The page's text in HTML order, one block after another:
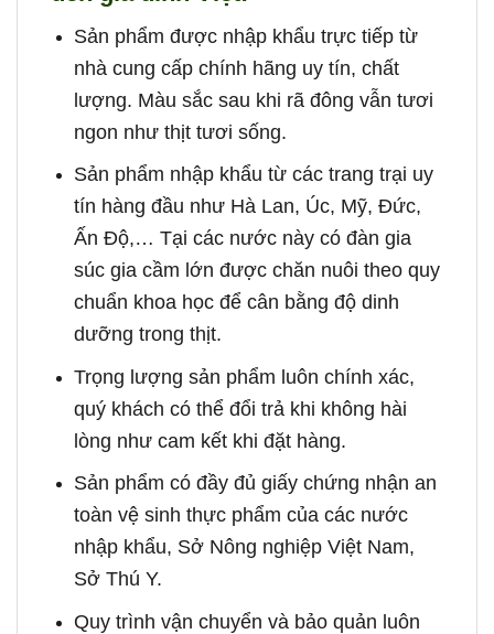
Sản phẩm được nhập khẩu trực tiếp từ
nhà cung cấp chính hãng uy tín, chất
lượng. Màu sắc sau khi rã đông vẫn tươi
ngon như thịt tươi sống.
Sản phẩm nhập khẩu từ các trang trại uy
tín hàng đầu như Hà Lan, Úc, Mỹ, Đức,
Ấn Độ,… Tại các nước này có đàn gia
súc gia cầm lớn được chăn nuôi theo quy
chuẩn khoa học để cân bằng độ dinh
dưỡng trong thịt.
Trọng lượng sản phẩm luôn chính xác,
quý khách có thể đổi trả khi không hài
lòng như cam kết khi đặt hàng.
Sản phẩm có đầy đủ giấy chứng nhận an
toàn vệ sinh thực phẩm của các nước
nhập khẩu, Sở Nông nghiệp Việt Nam,
Sở Thú Y.
Quy trình vận chuyển và bảo quản luôn